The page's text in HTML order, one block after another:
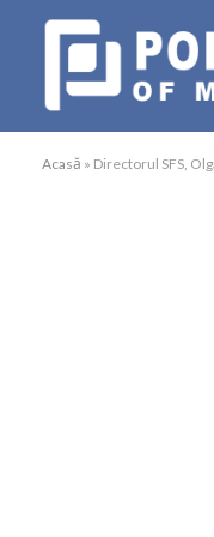
Acasă » Directorul SFS,